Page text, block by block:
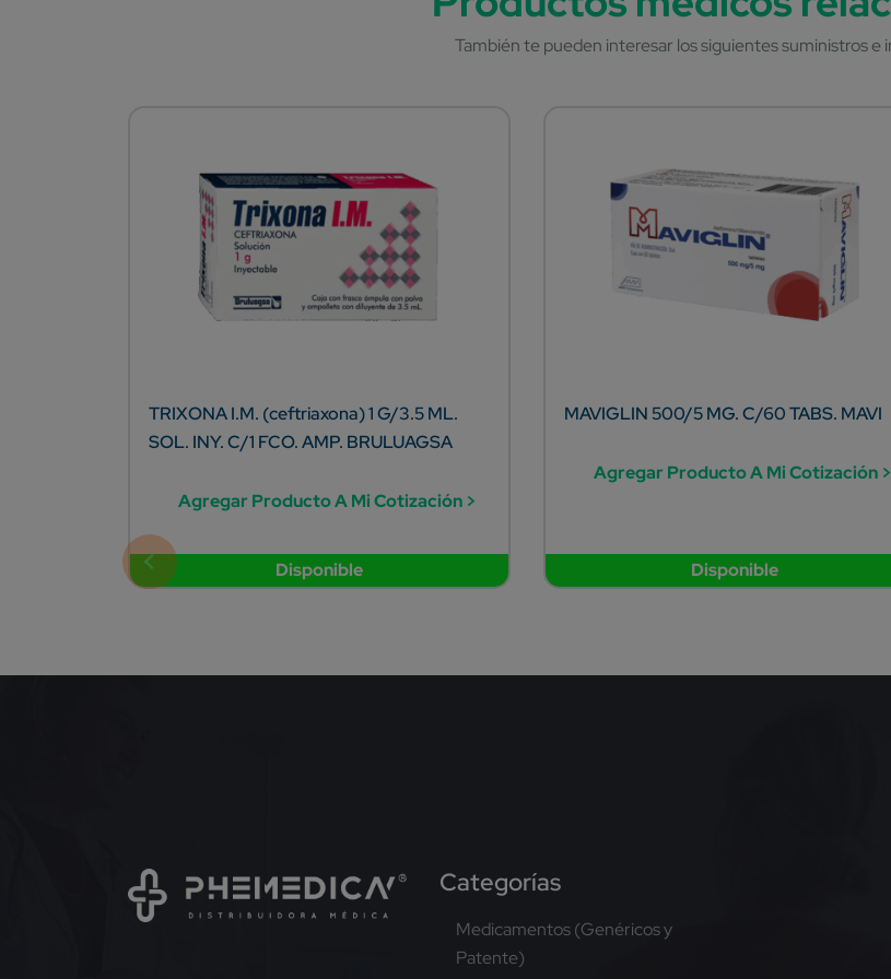
Disponible
TRIXONA I.M. (ceftriaxona) 1 G/3.5 ML.
SOL. INY. C/1 FCO. AMP. BRULUAGSA
Agregar Producto A Mi Cotización >
Disponible
MAVIGLIN 500/5 MG. C/60 TABS. MAVI
Agregar Producto A Mi Cotización >
Categorías
Medicamentos (Genéricos y
Patente)